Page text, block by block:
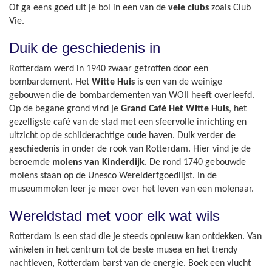
Of ga eens goed uit je bol in een van de vele clubs zoals Club
Vie.
Duik de geschiedenis in
Rotterdam werd in 1940 zwaar getroffen door een
bombardement. Het Witte Huis is een van de weinige
gebouwen die de bombardementen van WOII heeft overleefd.
Op de begane grond vind je Grand Café Het Witte Huis, het
gezelligste café van de stad met een sfeervolle inrichting en
uitzicht op de schilderachtige oude haven. Duik verder de
geschiedenis in onder de rook van Rotterdam. Hier vind je de
beroemde molens van Kinderdijk. De rond 1740 gebouwde
molens staan op de Unesco Werelderfgoedlijst. In de
museummolen leer je meer over het leven van een molenaar.
Wereldstad met voor elk wat wils
Rotterdam is een stad die je steeds opnieuw kan ontdekken. Van
winkelen in het centrum tot de beste musea en het trendy
nachtleven, Rotterdam barst van de energie. Boek een vlucht